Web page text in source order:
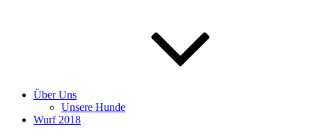
Über Uns
Unsere Hunde
Wurf 2018